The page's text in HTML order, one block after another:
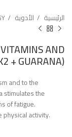
الرئيسية الأدوية
AND
+ GUARANA)
and to the
stimulates the
of fatigue.
activity.